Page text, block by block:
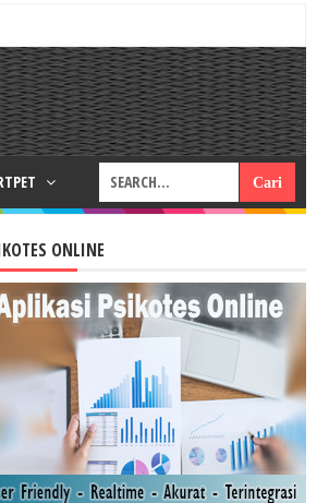
ONLINE